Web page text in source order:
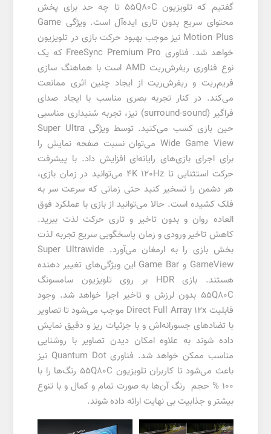
گفتیم که تلویزیون 55Q80C تا چه حد برای پخش
محتوای سریع بدون تاری ایده‌آل است. ویژگی Game
Motion Plus نیز موجب بهبود حرکت بازی در تلویزیون
خواهد شد. فناوری
FreeSync Premium Pro که یک
نوع فناوری ریفرش‌ریت AMD است با هماهنگ سازی
فریم‌ریت و ریفرش‌ریت از ایجاد چنین اثری ممانعت
می‌کند. در کنار تجربه بصری مناسب با ایجاد صدای
فراگیر (surround-sound) نیز، تجربه شنیداری مناسبی
حین بازی کسب می‌کنید. توسط ویژگی Super Ultra
Wide Game View می‌توان نسبت صفحه نمایش را
برای اجرای بازی‌های رایانه‌ای افزایش داد. با پیشرفت
حرکت استثنایی تا 4K 120Hz می‌توانید در زمان بازی،
هر دشمن را تسخیر کنید حتی زمانی که سرعت سر به
فلک کشیده است. حالا می‌توانید از بازی با عملکرد فوق
العاده روان و بدون تاخیر و تاری حرکت لذت ببرید.
کاهش تاخیر ورودی و زمان پاسخگویی سریع تجربه لذت
بخش بازی را به ارمغان می‌آورد. Super Ultrawide
GameView و Game Bar این ویژگی‌های تغییر دهنده
هستند. بازیHDR بر روی تلویزیون سامسونگ
55Q80C بدون لرزش و تاخیر اجرا خواهد شد. وجود
قابلیت Direct Full Array 12x موجب می‌شود تا تصاویر
با تضادهای جسورانه‌اش و با جزئیات ریز و دقیق نمایش
داده شوند به علاوه امکان دیدن تصاویر با روشنایی
مناسب ممکن خواهد شد. فناوری Quantum Dot نیز
باعث می‌شود تا کاربران تلویزیون 55Q80C رنگ‌ها را با
100 % حجم رنگ آن‌ها به صورت تمام و کمال و با تنوع
بیشتر و جذابیت بی نهایت ارائه داده شوند.